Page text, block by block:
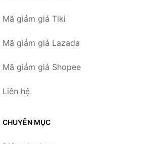
Mã giảm giá Tiki
Mã giảm giá Lazada
Mã giảm giá Shopee
Liên hệ
CHUYÊN MỤC